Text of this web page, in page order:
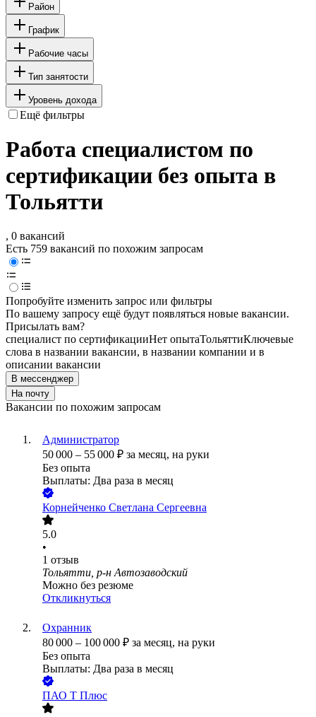
Район
График
Рабочие часы
Тип занятости
Уровень дохода
Ещё фильтры
Работа специалистом по
сертификации без опыта в
Тольятти
, 0 вакансий
Есть 759 вакансий по похожим запросам
Попробуйте изменить запрос или фильтры
По вашему запросу ещё будут появляться новые вакансии.
Присылать вам?
специалист по сертификацииНет опытаТольяттиКлючевые
слова в названии вакансии, в названии компании и в
описании вакансии
В мессенджер
На почту
Вакансии по похожим запросам
Администратор
50 000 – 55 000 ₽ за месяц, на руки
Без опыта
Выплаты: Два раза в месяц
Корнейченко Светлана Сергеевна
5.0
•
1 отзыв
Тольятти, р-н Автозаводский
Можно без резюме
Откликнуться
Охранник
80 000 – 100 000 ₽ за месяц, на руки
Без опыта
Выплаты: Два раза в месяц
ПАО Т Плюс